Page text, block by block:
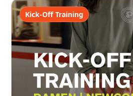
Kick-Off Training